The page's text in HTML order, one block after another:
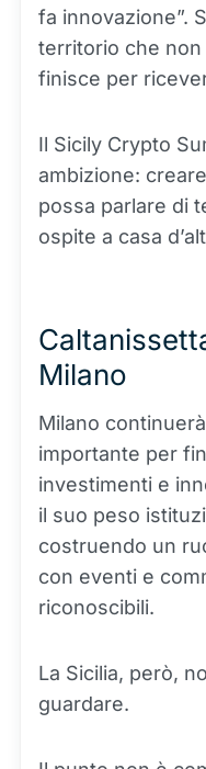
fa innovazione”.
territorio che
finisce per
Il Sicily Crypto
ambizione:
possa parlare di
ospite a casa
Milano
Milano
importante per
investimenti e
il suo peso
costruendo un
con eventi e
riconoscibili.
La Sicilia, però,
guardare.